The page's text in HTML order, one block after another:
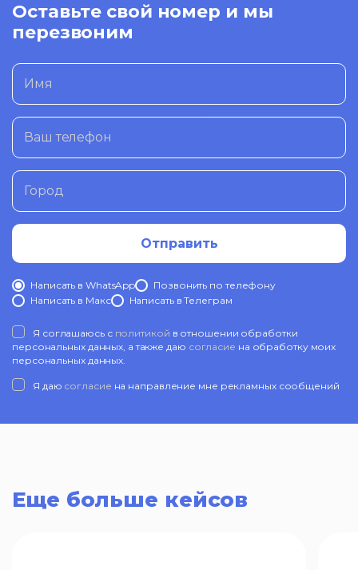
Оставьте свой номер и мы
перезвоним
Имя
Ваш телефон
Город
Отправить
Написать в WhatsApp
Позвонить по телефону
Написать в Mакс
Написать в Телеграм
Я соглашаюсь с политикой в отношении обработки
персональных данных, а также даю согласие на обработку моих
персональных данных.
Я даю согласие на направление мне рекламных сообщений
Еще больше кейсов